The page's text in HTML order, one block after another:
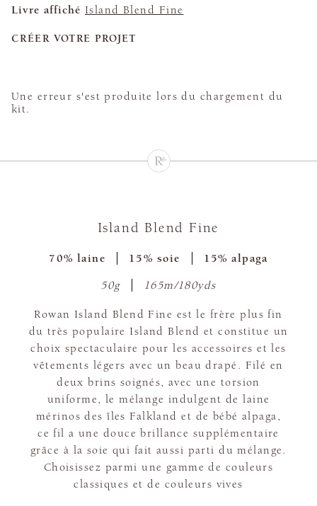
Livre affiché Island Blend Fine
CRÉER VOTRE PROJET
Une erreur s'est produite lors du chargement du
kit.
Island Blend Fine
70% laine 15% soie 15% alpaga
50g 165m/180yds
Rowan Island Blend Fine est le frère plus fin
du très populaire Island Blend et constitue un
choix spectaculaire pour les accessoires et les
vêtements légers avec un beau drapé. Filé en
deux brins soignés, avec une torsion
uniforme, le mélange indulgent de laine
mérinos des îles Falkland et de bébé alpaga,
ce fil a une douce brillance supplémentaire
grâce à la soie qui fait aussi parti du mélange.
Choisissez parmi une gamme de couleurs
classiques et de couleurs vives